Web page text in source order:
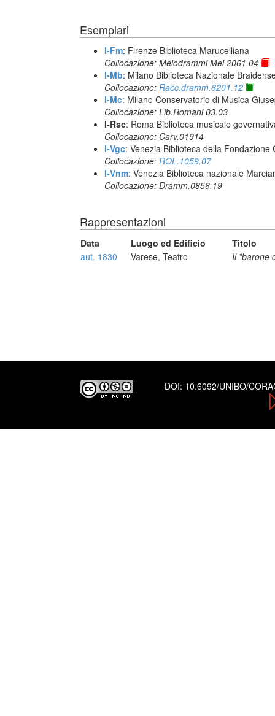
Esemplari
I-Fm: Firenze Biblioteca Marucelliana
Collocazione: Melodrammi Mel.2061.04
I-Mb: Milano Biblioteca Nazionale
Collocazione: Racc.dramm.6201.12
I-Mc: Milano Conservatorio di Musica
Collocazione: Lib.Romani 03.03
I-Rsc: Roma Biblioteca musicale
Collocazione: Carv.01914
I-Vgc: Venezia Biblioteca della Fondazione
Collocazione: ROL.1059.07
I-Vnm: Venezia Biblioteca nazionale
Collocazione: Dramm.0856.19
Rappresentazioni
Data Luogo ed Edificio
Titolo
aut. 1830
Varese, Teatro Il *barone
DOI: 10.6092/UNIBO/